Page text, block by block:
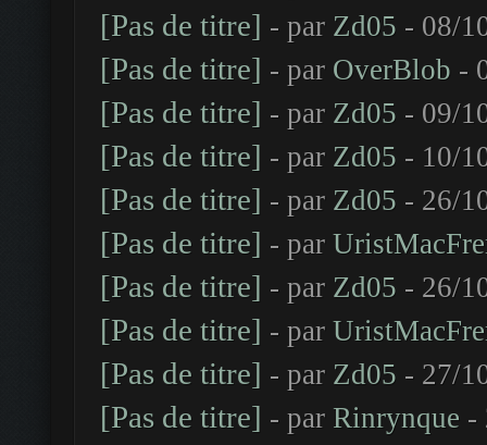
[Pas de titre] - par Zd05 - 08/
[Pas de titre] - par OverBlob -
[Pas de titre] - par Zd05 - 09/
[Pas de titre] - par Zd05 - 10/
[Pas de titre] - par Zd05 - 26/
[Pas de titre] - par
[Pas de titre] - par Zd05 - 26/
[Pas de titre] - par
[Pas de titre] - par Zd05 - 27/
[Pas de titre] - par Rinrynque -